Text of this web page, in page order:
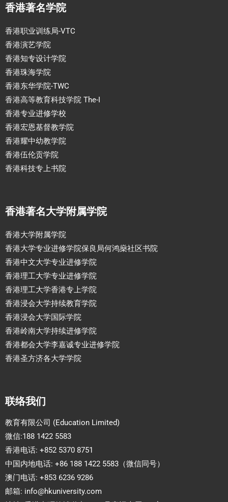
香港著名学院
香港职业训练局-VTC
香港演艺学院
香港知专设计学院
香港珠海学院
香港东华学院-TWC
香港高等教育科技学院 The-I
香港专业进修学校
香港宏恩基督教学院
香港耀中幼教学院
香港伍伦贡学院
香港科技专上书院
香港著名大学附属学院
香港大学附属学院
香港大学专业进修学院保良局何鸿燊社区书院
香港中文大学专业进修学院
香港理工大学专业进修学院
香港理工大学香港专上学院
香港浸会大学持续教育学院
香港浸会大学国际学院
香港岭南大学持续进修学院
香港都会大学李嘉诚专业进修学院
香港圣方济各大学学院
联络我们
教育有限公司 (Education Limited)
微信:188 1422 5583
香港电话: +852 5370 8751
中国内地电话: +86 188 1422 5583（微信同号）
澳门电话: +853 6236 9286
邮箱: info@hkuniversity.com